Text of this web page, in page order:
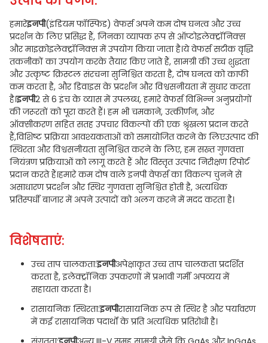
हमारेइनपी(इंडियम फॉस्फिड) वेफर्स अपने कम दोष घनत्व और उच्च
प्रदर्शन के लिए प्रसिद्ध हैं, जिनका व्यापक रूप से ऑप्टोइलेक्ट्रॉनिक्स
और माइक्रोइलेक्ट्रॉनिक्स में उपयोग किया जाता है।ये वेफर्स सटीक वृद्धि
तकनीकों का उपयोग करके तैयार किए जाते हैं, सामग्री की उच्च शुद्धता
और उत्कृष्ट क्रिस्टल संरचना सुनिश्चित करता है, दोष घनत्व को काफी
कम करता है, और डिवाइस के प्रदर्शन और विश्वसनीयता में सुधार करता
है।इनपी2 से 6 इंच के व्यास में उपलब्ध, हमारे वेफर्स विभिन्न अनुप्रयोगों
की जरूरतों को पूरा करते हैं। हम भी चमकाने, उत्कीर्णन, और
ऑक्सीकरण सहित सतह उपचार विकल्पों की एक श्रृंखला प्रदान करते
हैं,विशिष्ट प्रक्रिया आवश्यकताओं को समायोजित करने के लिएउत्पाद की
स्थिरता और विश्वसनीयता सुनिश्चित करने के लिए, हम सख्त गुणवत्ता
नियंत्रण प्रक्रियाओं को लागू करते हैं और विस्तृत उत्पाद निरीक्षण रिपोर्ट
प्रदान करते हैं।हमारे कम दोष वाले इनपी वेफर्स का विकल्प चुनने से
असाधारण प्रदर्शन और स्थिर गुणवत्ता सुनिश्चित होती है, अत्यधिक
प्रतिस्पर्धी बाजार में अपने उत्पादों को अलग करने में मदद करता है।
विशेषताएं:
उच्च ताप चालकता:इनपीअपेक्षाकृत उच्च ताप चालकता प्रदर्शित
करता है, इलेक्ट्रॉनिक उपकरणों में प्रभावी गर्मी अपव्यय में
सहायता करता है।
रासायनिक स्थिरता:इनपीरासायनिक रूप से स्थिर है और पर्यावरण
में कई रासायनिक पदार्थों के प्रति अत्यधिक प्रतिरोधी है।